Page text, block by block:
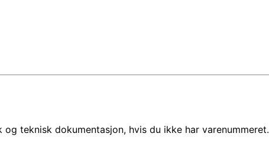
teknisk dokumentasjon, hvis du ikke har varenummeret.